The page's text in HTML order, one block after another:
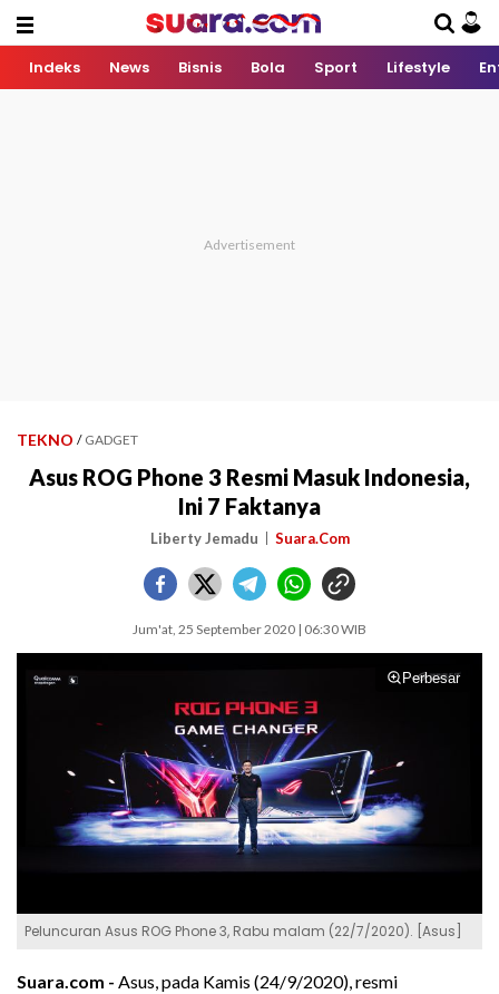
Indeks News Bisnis Bola Sport Lifestyle
TEKNO / GADGET
Asus ROG Phone 3 Resmi Masuk Indonesia,
Ini 7 Faktanya
Liberty Jemadu Suara.Com
Jum'at, 25 September 2020 | 06:30 WIB
Perbesar
Peluncuran Asus ROG Phone 3, Rabu malam (22/7/2020). [Asus]
Suara.com - Asus, pada Kamis (24/9/2020), resmi